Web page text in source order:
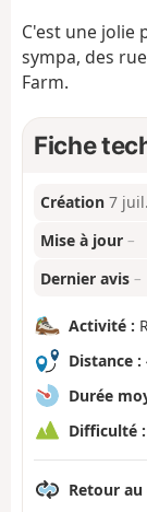
C'est une jolie
sympa, des
Farm.
Fiche
Création 7
Mise à jour –
Dernier avis –
Activité :
Distance :
Durée
Difficulté :
Retour